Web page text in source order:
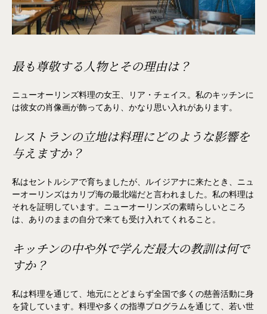
最も尊敬する人物とその理由は？
ニューオーリンズ料理の女王、リア・チェイス。私のキッチンに
は彼女の肖像画が飾ってあり、かなり思い入れがあります。
レストランの立地は料理にどのような影響を
与えますか？
私はセントルシアで育ちましたが、ルイジアナに来たとき、ニュ
ーオーリンズはカリブ海の最北端だと言われました。私の料理は
それを証明しています。ニューオーリンズの素晴らしいところ
は、ありのままの自分で来ても受け入れてくれること。
キッチンの中や外で学んだ最大の教訓は何で
すか？
私は料理を通じて、地元にとどまらず全国で多くの慈善活動に身
を貸しています。料理や多くの指導プログラムを通じて、若い世